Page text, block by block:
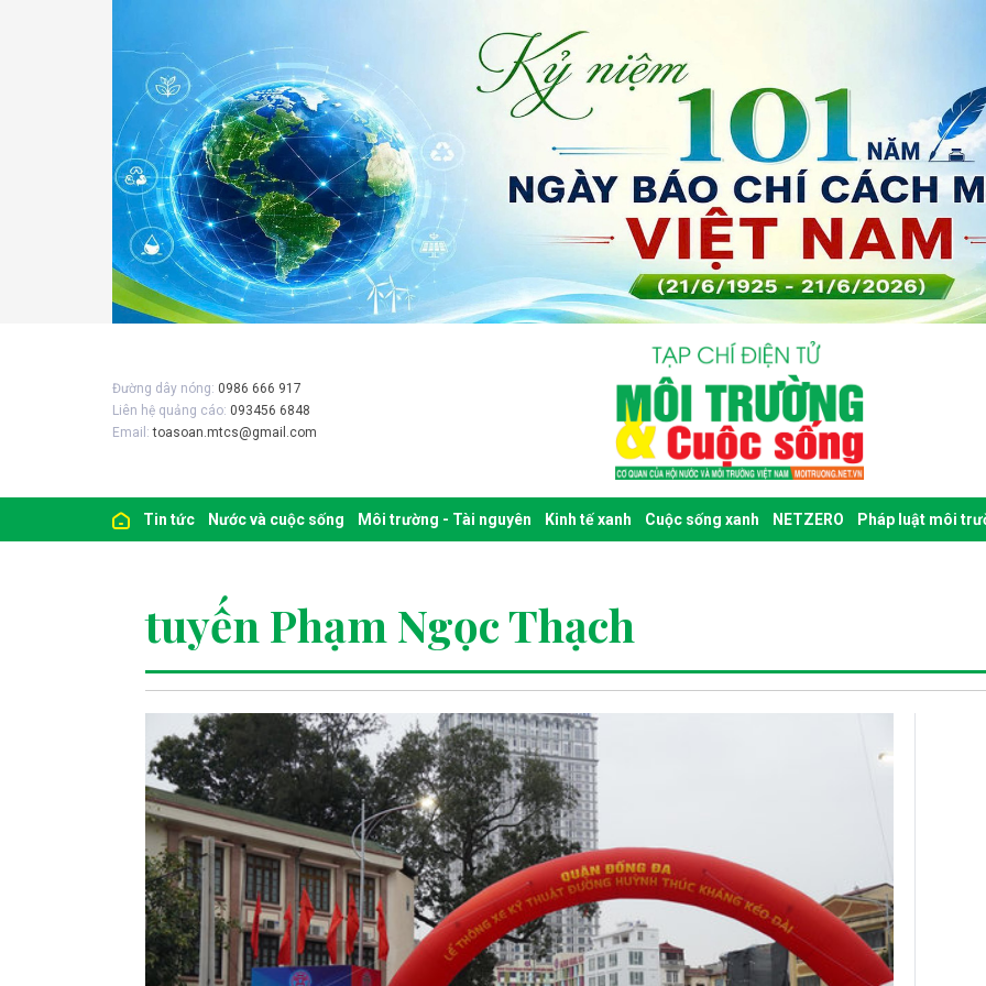
Đường dây nóng: 0986 666 917
Liên hệ quảng cáo: 093456 6848
Email:toasoan.mtcs@gmail.com
Tin tức Nước và cuộc sống Môi trường - Tài nguyên Kinh tế xanh Cuộc sống xanh NETZERO Pháp luật môi
tuyến Phạm Ngọc Thạch